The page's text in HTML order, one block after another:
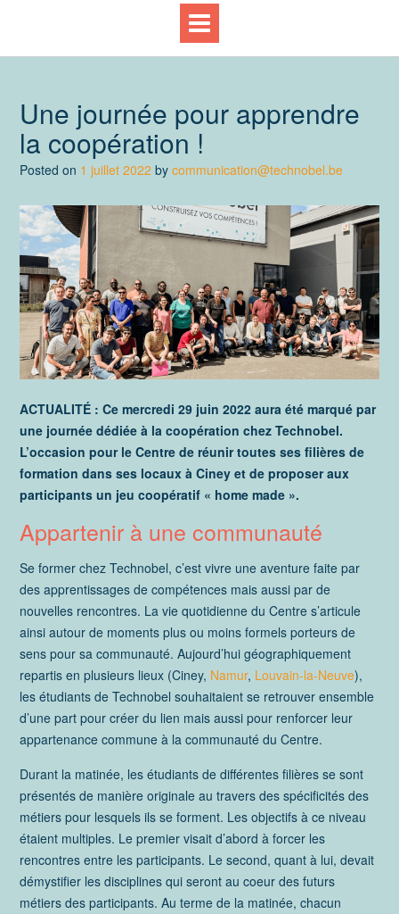
Une journée pour apprendre
la coopération !
Posted on 1 juillet 2022 by communication@technobel.be
ACTUALITÉ : Ce mercredi 29 juin 2022 aura été marqué par
une journée dédiée à la coopération chez Technobel.
L’occasion pour le Centre de réunir toutes ses filières de
formation dans ses locaux à Ciney et de proposer aux
participants un jeu coopératif « home made ».
Appartenir à une communauté
Se former chez Technobel, c’est vivre une aventure faite par
des apprentissages de compétences mais aussi par de
nouvelles rencontres. La vie quotidienne du Centre s’articule
ainsi autour de moments plus ou moins formels porteurs de
sens pour sa communauté. Aujourd’hui géographiquement
repartis en plusieurs lieux (Ciney, Namur, Louvain-la-Neuve),
les étudiants de Technobel souhaitaient se retrouver ensemble
d’une part pour créer du lien mais aussi pour renforcer leur
appartenance commune à la communauté du Centre.
Durant la matinée, les étudiants de différentes filières se sont
présentés de manière originale au travers des spécificités des
métiers pour lesquels ils se forment. Les objectifs à ce niveau
étaient multiples. Le premier visait d’abord à forcer les
rencontres entre les participants. Le second, quant à lui, devait
démystifier les disciplines qui seront au coeur des futurs
métiers des participants. Au terme de la matinée, chacun